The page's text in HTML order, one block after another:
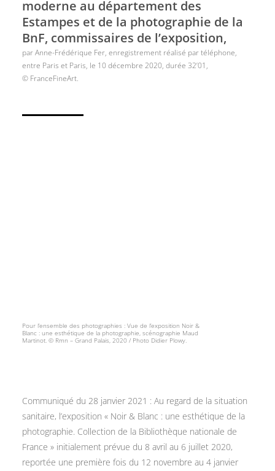
moderne au département des
Estampes et de la photographie de la
BnF, commissaires de l’exposition,
par Anne-Frédérique Fer, enregistrement réalisé par téléphone,
entre Paris et Paris, le 10 décembre 2020, durée 32’01,
© FranceFineArt.
Pour l’ensemble des photographies : Vue de l’exposition Noir &
Blanc : une esthétique de la photographie, scénographie Maud
Martinot. © Rmn – Grand Palais, 2020 / Photo Didier Plowy.
Communiqué du 28 janvier 2021 : Au regard de la situation
sanitaire, l’exposition « Noir & Blanc : une esthétique de la
photographie. Collection de la Bibliothèque nationale de
France » initialement prévue du 8 avril au 6 juillet 2020,
reportée une première fois du 12 novembre au 4 janvier